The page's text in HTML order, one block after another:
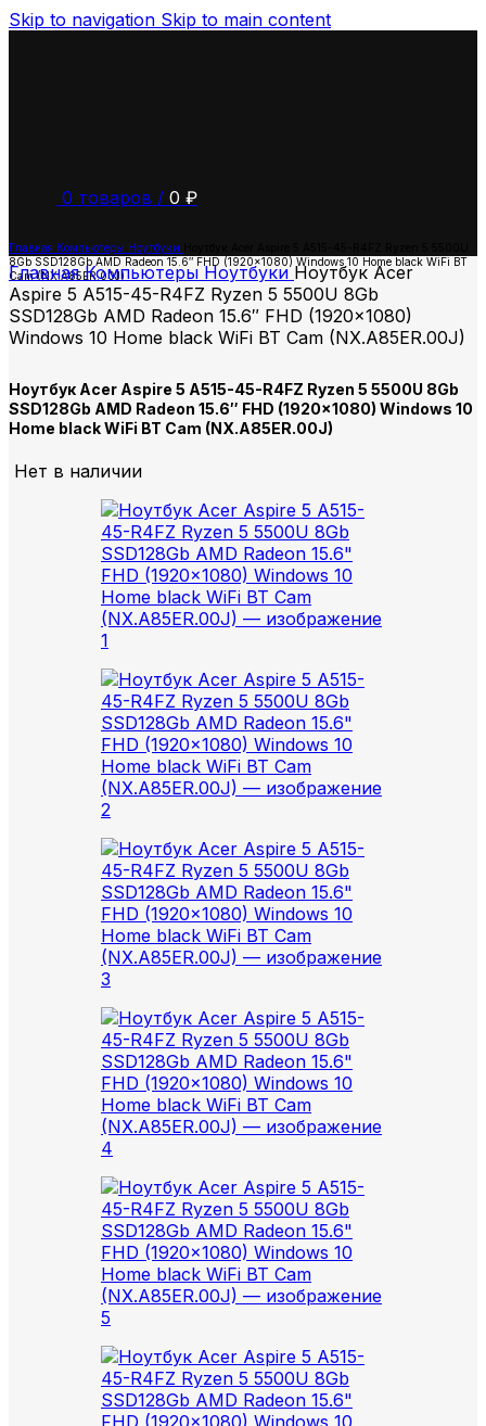
Skip to navigation Skip to main content
0 товаров / 0 ₽
Главная Компьютеры Ноутбуки
8Gb SSD128Gb AMD Radeon 15.6″ FHD (1920×1080) Windows 10 Home black WiFi BT
Cam (NX.A85ER.00J)
ГлавнаяКомпьютеры НоутбукиНоутбук Acer
Aspire 5 A515-45-R4FZ Ryzen 5 5500U 8Gb
SSD128Gb AMD Radeon 15.6″ FHD (1920×1080)
Windows 10 Home black WiFi BT Cam (NX.A85ER.00J)
Ноутбук Acer Aspire 5 A515-45-R4FZ Ryzen 5 5500U 8Gb
SSD128Gb AMD Radeon 15.6″ FHD (1920×1080) Windows 10
Home black WiFi BT Cam (NX.A85ER.00J)
Нет в наличии